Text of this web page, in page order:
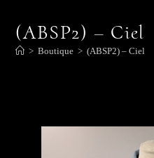
(ABSP2) – Ciel
> Boutique > (ABSP2) – Ciel